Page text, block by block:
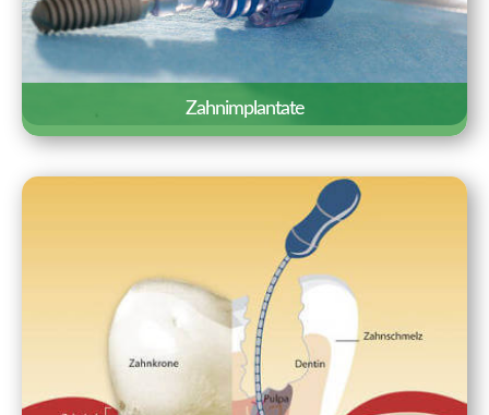
Erfahren Sie mehr »
Zahnimplantate
Zahnimplantate sind künstliche
Zahnwurzeln, die fest in den
Kieferknochen eingepflanzt werden.
Zahnimplantate gelten als die natürlichste
Form des Zahnersatzes und sind von
einem echten Zahn kaum zu
unterscheiden.